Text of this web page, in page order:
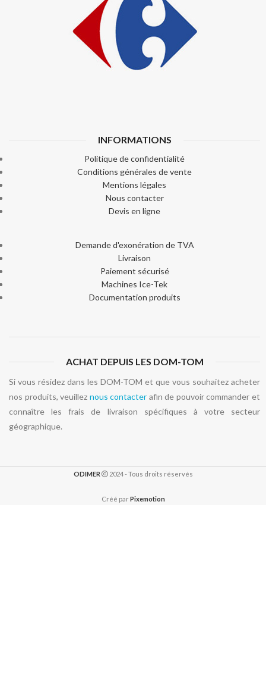
INFORMATIONS
Politique de confidentialité
Conditions générales de vente
Mentions légales
Nous contacter
Devis en ligne
Demande d'exonération de TVA
Livraison
Paiement sécurisé
Machines Ice-Tek
Documentation produits
ACHAT DEPUIS LES DOM-TOM
Si vous résidez dans les DOM-TOM et que vous souhaitez acheter
nos produits, veuillez nous contacter afin de pouvoir commander et
connaître les frais de livraison spécifiques à votre secteur
géographique.
ODIMER 2024 - Tous droits réservés
Créé parPixemotion